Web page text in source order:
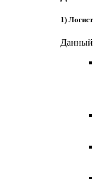
1)
Данный